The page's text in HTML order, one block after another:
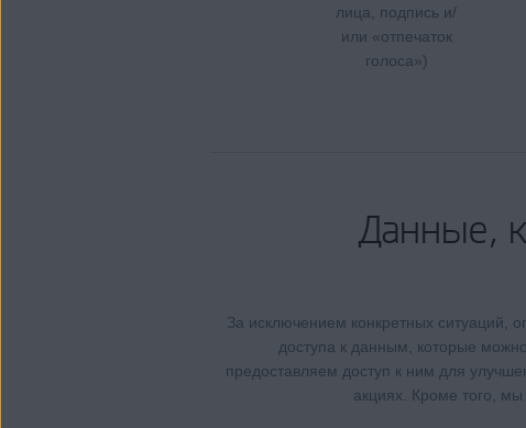
лица, подпись и/
или «отпечаток
голоса»)
Данные,
За исключением конкретных ситуаций,
доступа к данным, которые
предоставляем доступ к ним для
акциях. Кроме того,